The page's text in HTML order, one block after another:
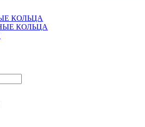
КОЛЬЦА
КОЛЬЦА